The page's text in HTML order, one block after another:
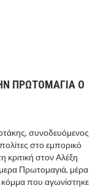
ΠΡΩΤΟΜΑΓΙΑ Ο
συνοδευόμενος
στο εμπορικό
στον Αλέξη
Πρωτομαγιά, μέρα
κόμμα που αγωνίστηκε